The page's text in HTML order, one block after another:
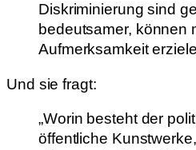
Diskriminierung sind
bedeutsamer, können
Aufmerksamkeit
Und sie fragt:
„Worin besteht der
öffentliche Kunstwerke,